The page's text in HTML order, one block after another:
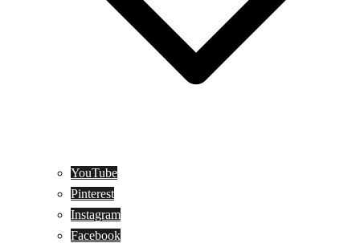
YouTube
Pinterest
Instagram
Facebook